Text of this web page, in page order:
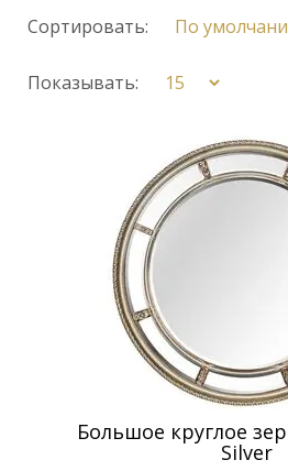
Сортировать:
Показывать:
Большое круглое
Silver